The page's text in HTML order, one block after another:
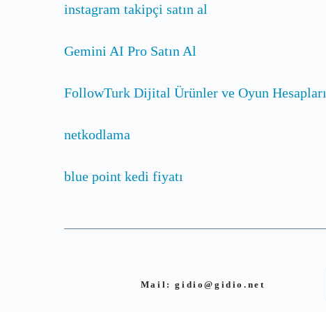
instagram takipçi satın al
Gemini AI Pro Satın Al
FollowTurk Dijital Ürünler ve Oyun Hesapları
netkodlama
blue point kedi fiyatı
Mail: gidio@gidio.net